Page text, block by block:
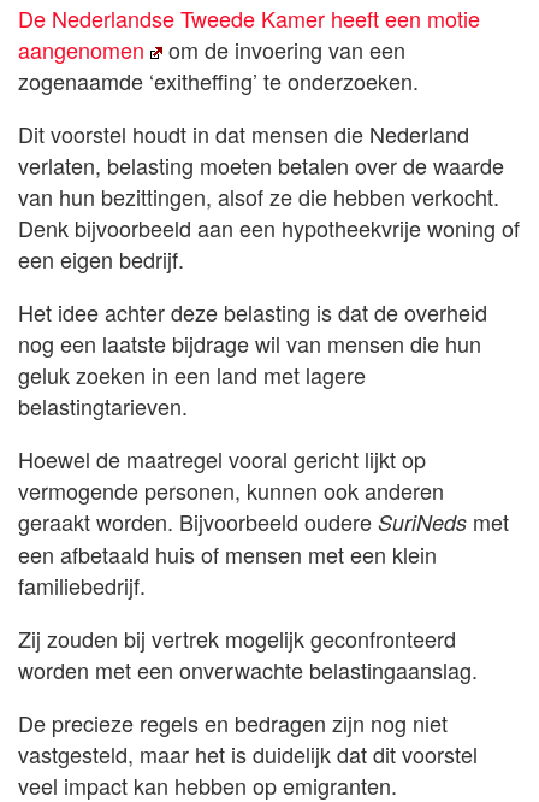
De Nederlandse Tweede Kamer heeft een motie
aangenomen
om de invoering van een
zogenaamde ‘exitheffing’ te onderzoeken.
Dit voorstel houdt in dat mensen die Nederland
verlaten, belasting moeten betalen over de waarde
van hun bezittingen, alsof ze die hebben verkocht.
Denk bijvoorbeeld aan een hypotheekvrije woning of
een eigen bedrijf.
Het idee achter deze belasting is dat de overheid
nog een laatste bijdrage wil van mensen die hun
geluk zoeken in een land met lagere
belastingtarieven.
Hoewel de maatregel vooral gericht lijkt op
vermogende personen, kunnen ook anderen
geraakt worden. Bijvoorbeeld oudere SuriNeds met
een afbetaald huis of mensen met een klein
familiebedrijf.
Zij zouden bij vertrek mogelijk geconfronteerd
worden met een onverwachte belastingaanslag.
De precieze regels en bedragen zijn nog niet
vastgesteld, maar het is duidelijk dat dit voorstel
veel impact kan hebben op emigranten.